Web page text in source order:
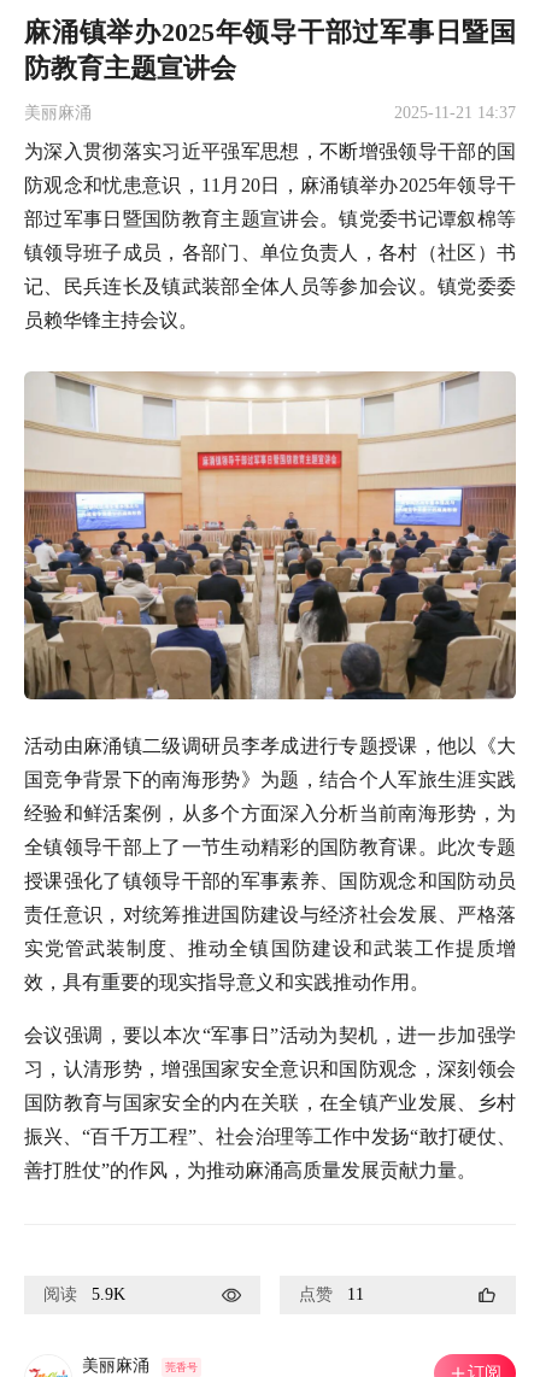
麻涌镇举办2025年领导干部过军事日暨国
防教育主题宣讲会
美丽麻涌 2025-11-21 14:37
为深入贯彻落实习近平强军思想，不断增强领导干部的国
防观念和忧患意识，11月20日，麻涌镇举办2025年领导干
部过军事日暨国防教育主题宣讲会。镇党委书记谭叙棉等
镇领导班子成员，各部门、单位负责人，各村（社区）书
记、民兵连长及镇武装部全体人员等参加会议。镇党委委
员赖华锋主持会议。
活动由麻涌镇二级调研员李孝成进行专题授课，他以《大
国竞争背景下的南海形势》为题，结合个人军旅生涯实践
经验和鲜活案例，从多个方面深入分析当前南海形势，为
全镇领导干部上了一节生动精彩的国防教育课。此次专题
授课强化了镇领导干部的军事素养、国防观念和国防动员
责任意识，对统筹推进国防建设与经济社会发展、严格落
实党管武装制度、推动全镇国防建设和武装工作提质增
效，具有重要的现实指导意义和实践推动作用。
会议强调，要以本次“军事日”活动为契机，进一步加强学
习，认清形势，增强国家安全意识和国防观念，深刻领会
国防教育与国家安全的内在关联，在全镇产业发展、乡村
振兴、“百千万工程”、社会治理等工作中发扬“敢打硬仗、
善打胜仗”的作风，为推动麻涌高质量发展贡献力量。
阅读 5.9K 点赞 11
美丽麻涌 莞香号 订阅